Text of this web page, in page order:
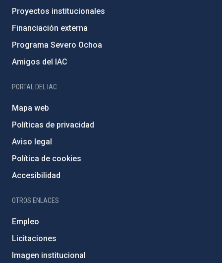
Proyectos institucionales
Financiación externa
Programa Severo Ochoa
Amigos del IAC
PORTAL DEL IAC
Mapa web
Políticas de privacidad
Aviso legal
Política de cookies
Accesibilidad
OTROS ENLACES
Empleo
Licitaciones
Imagen institucional